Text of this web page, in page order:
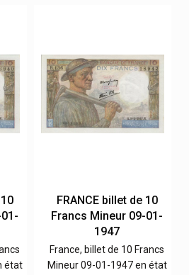
état
FRANCE billet de 10
Francs Mineur 09-01-
1947
France, billet de 10 Francs
Mineur 09-01-1947 en état